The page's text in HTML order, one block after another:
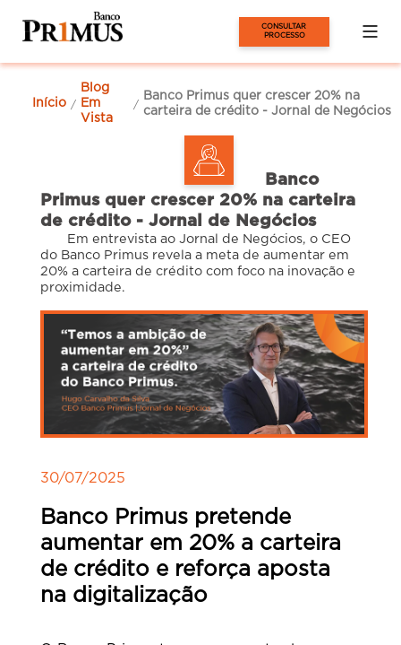
CONSULTAR
PROCESSO
Início /
Blog
Em
Vista
/
Banco Primus quer crescer 20% na
carteira de crédito - Jornal de Negócios
Banco
Primus quer crescer 20% na carteira
de crédito - Jornal de Negócios
Em entrevista ao Jornal de Negócios, o CEO
do Banco Primus revela a meta de aumentar em
20% a carteira de crédito com foco na inovação e
proximidade.
30/07/2025
Banco Primus pretende
aumentar em 20% a carteira
de crédito e reforça aposta
na digitalização